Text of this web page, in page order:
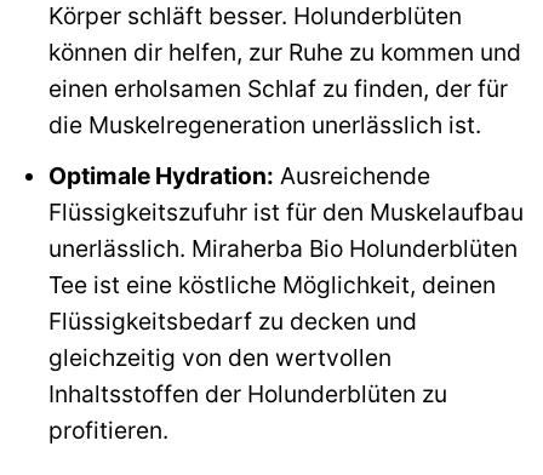
Körper schläft besser. Holunderblüten
können dir helfen, zur Ruhe zu kommen und
einen erholsamen Schlaf zu finden, der für
die Muskelregeneration unerlässlich ist.
Optimale Hydration: Ausreichende
Flüssigkeitszufuhr ist für den Muskelaufbau
unerlässlich. Miraherba Bio Holunderblüten
Tee ist eine köstliche Möglichkeit, deinen
Flüssigkeitsbedarf zu decken und
gleichzeitig von den wertvollen
Inhaltsstoffen der Holunderblüten zu
profitieren.